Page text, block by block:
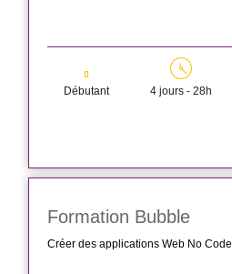
Débutant 4 jours - 28h
Formation Bubble
Créer des applications Web No Code